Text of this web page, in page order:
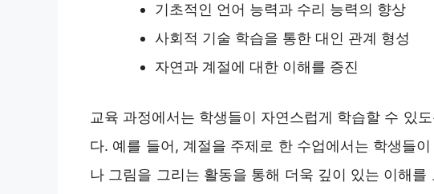
기초적인 언어 능력과 수리 능력의 향상
사회적 기술 학습을 통한 대인 관계 형성
자연과 계절에 대한 이해를 증진
교육 과정에서는 학생들이 자연스럽게 학습할 수 있
다. 예를 들어, 계절을 주제로 한 수업에서는 학생들
나 그림을 그리는 활동을 통해 더욱 깊이 있는 이해